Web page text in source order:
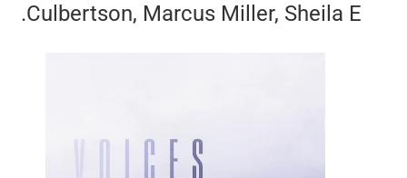
Culbertson, Marcus Miller,